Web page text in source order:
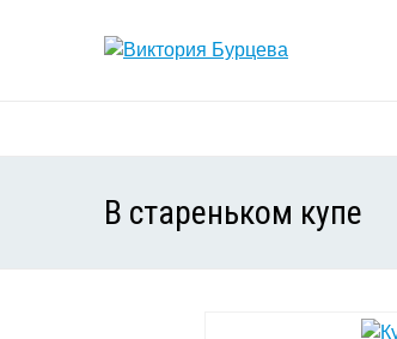
В стареньком купе